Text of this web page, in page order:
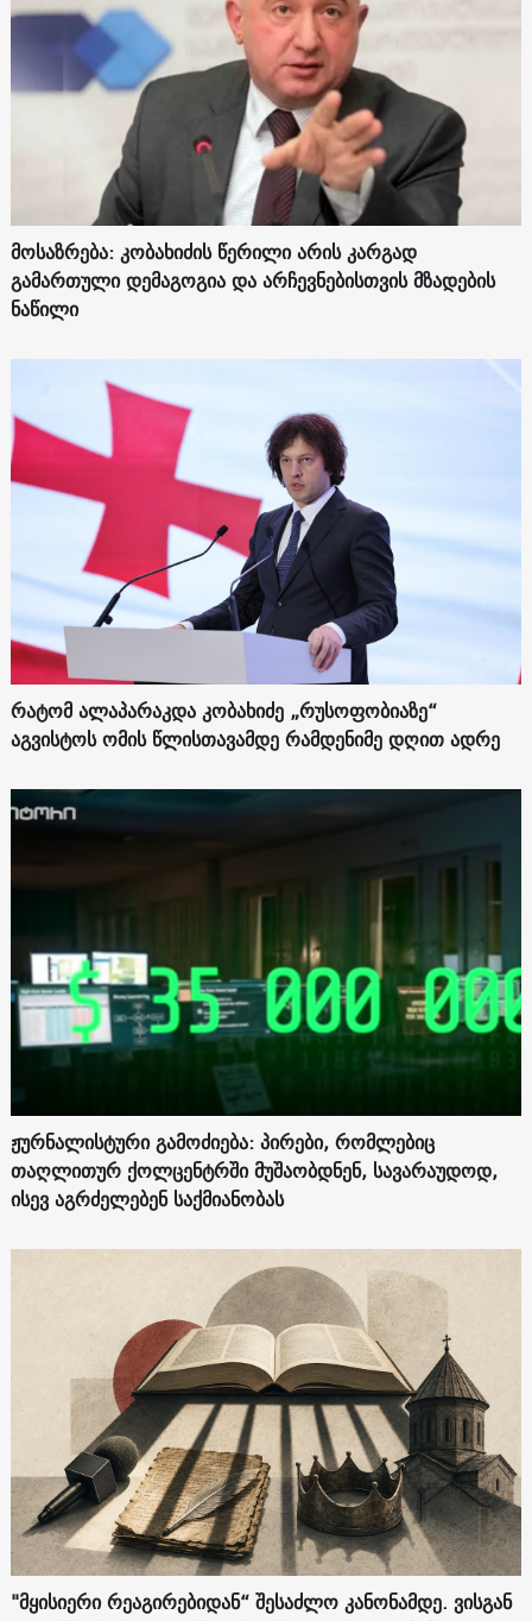
მოსაზრება: კობახიძის წერილი არის კარგად
გამართული დემაგოგია და არჩევნებისთვის მზადების
ნაწილი
რატომ ალაპარაკდა კობახიძე „რუსოფობიაზე“
აგვისტოს ომის წლისთავამდე რამდენიმე დღით ადრე
ჟურნალისტური გამოძიება: პირები, რომლებიც
თაღლითურ ქოლცენტრში მუშაობდნენ, სავარაუდოდ,
ისევ აგრძელებენ საქმიანობას
"მყისიერი რეაგირებიდან“ შესაძლო კანონამდე. ვისგან